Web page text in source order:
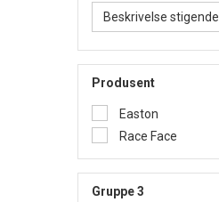
Beskrivelse stigende
Produsent
Easton
Race Face
Gruppe 3